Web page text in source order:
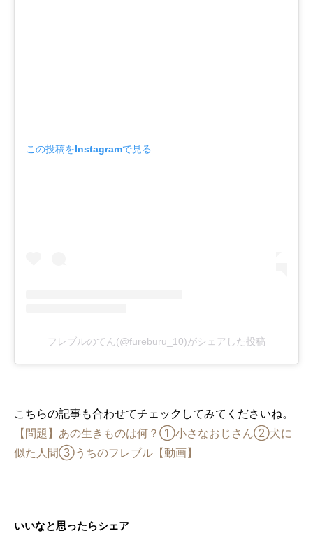
この投稿をInstagramで見る
フレブルのてん(@fureburu_10)がシェアした投稿
こちらの記事も合わせてチェックしてみてくださいね。
【問題】あの生きものは何？①小さなおじさん②犬に
似た人間③うちのフレブル【動画】
いいなと思ったらシェア